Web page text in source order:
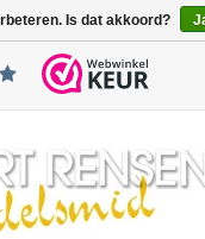
Is dat akkoord?